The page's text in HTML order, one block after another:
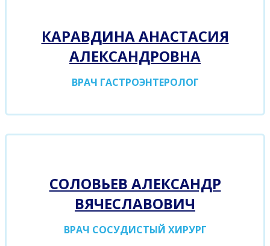
КАРАВДИНА АНАСТАСИЯ
АЛЕКСАНДРОВНА
ВРАЧ ГАСТРОЭНТЕРОЛОГ
СОЛОВЬЕВ АЛЕКСАНДР
ВЯЧЕСЛАВОВИЧ
ВРАЧ СОСУДИСТЫЙ ХИРУРГ